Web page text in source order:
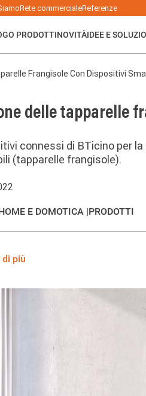
Rete commercialeReferenze
PRODOTTINOVITÀIDEE E
Frangisole Con Dispositivi
delle tapparelle
connessi di BTicino per
(tapparelle frangisole).
E DOMOTICA |PRODOTTI
di più